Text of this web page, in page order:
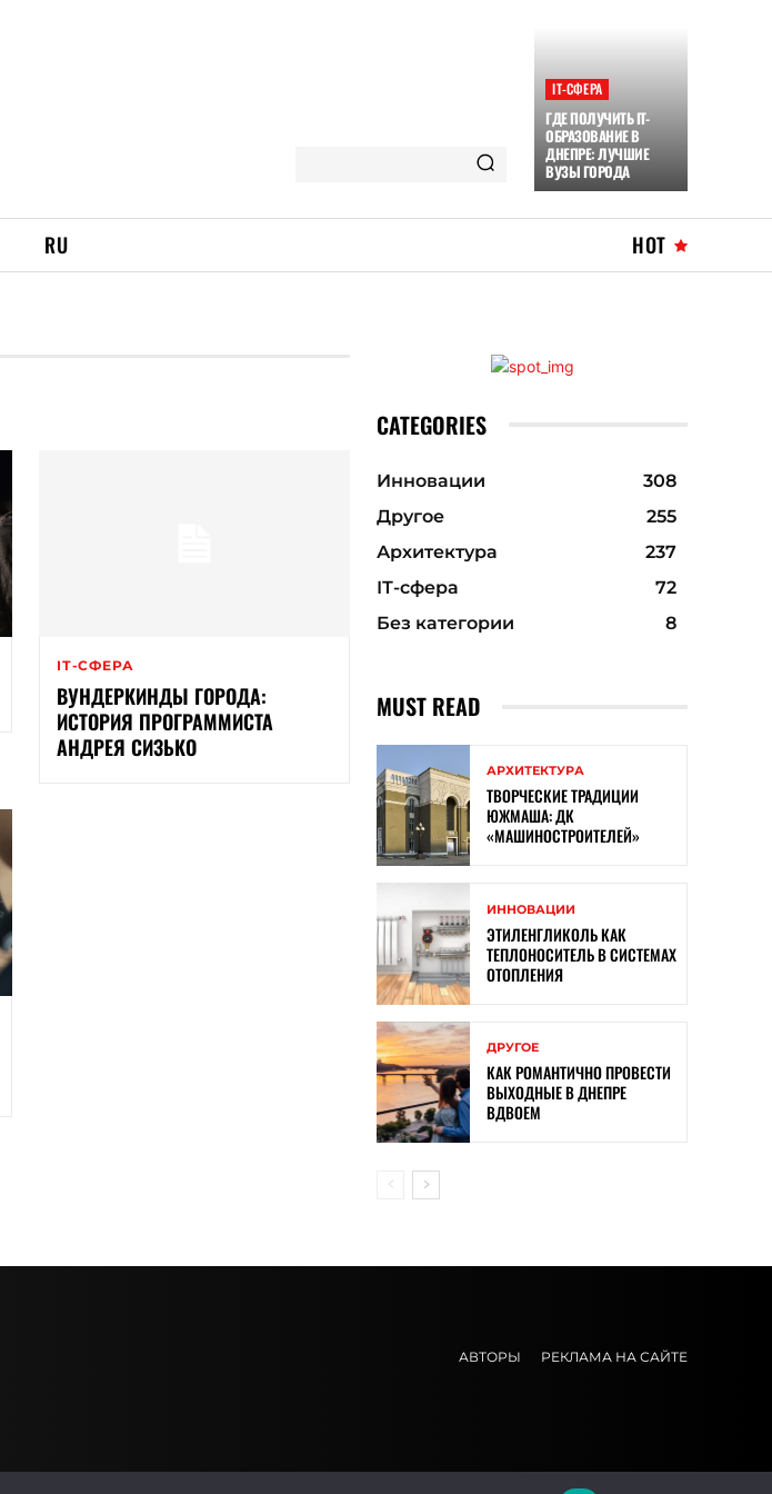
ІТ-СФЕРА
ГДЕ ПОЛУЧИТЬ IT-
ОБРАЗОВАНИЕ В
ДНЕПРЕ: ЛУЧШИЕ
ВУЗЫ ГОРОДА
RU HOT
ІТ-СФЕРА
ВУНДЕРКИНДЫ ГОРОДА:
ИСТОРИЯ ПРОГРАММИСТА
АНДРЕЯ СИЗЬКО
CATEGORIES
Инновации
308
Другое
255
Архитектура
237
ІТ-сфера
72
Без категории
8
MUST READ
АРХИТЕКТУРА
ТВОРЧЕСКИЕ ТРАДИЦИИ
ЮЖМАША: ДК
«МАШИНОСТРОИТЕЛЕЙ»
ИННОВАЦИИ
ЭТИЛЕНГЛИКОЛЬ КАК
ТЕПЛОНОСИТЕЛЬ В СИСТЕМАХ
ОТОПЛЕНИЯ
ДРУГОЕ
КАК РОМАНТИЧНО ПРОВЕСТИ
ВЫХОДНЫЕ В ДНЕПРЕ
ВДВОЕМ
АВТОРЫ РЕКЛАМА НА САЙТЕ